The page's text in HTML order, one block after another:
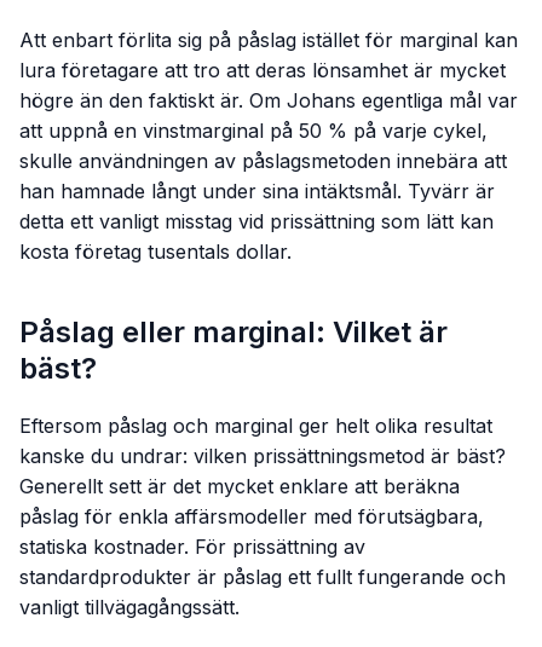
Att enbart förlita sig på påslag istället för marginal kan
lura företagare att tro att deras lönsamhet är mycket
högre än den faktiskt är. Om Johans egentliga mål var
att uppnå en vinstmarginal på 50 % på varje cykel,
skulle användningen av påslagsmetoden innebära att
han hamnade långt under sina intäktsmål. Tyvärr är
detta ett vanligt misstag vid prissättning som lätt kan
kosta företag tusentals dollar.
Påslag eller marginal: Vilket är
bäst?
Eftersom påslag och marginal ger helt olika resultat
kanske du undrar: vilken prissättningsmetod är bäst?
Generellt sett är det mycket enklare att beräkna
påslag för enkla affärsmodeller med förutsägbara,
statiska kostnader. För prissättning av
standardprodukter är påslag ett fullt fungerande och
vanligt tillvägagångssätt.